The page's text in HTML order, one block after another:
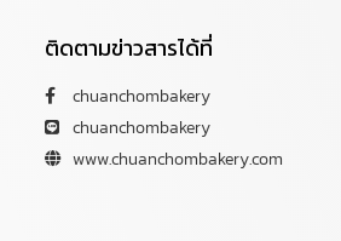
ติดตามข่าวสารได้ที่
chuanchombakery
chuanchombakery
www.chuanchombakery.com